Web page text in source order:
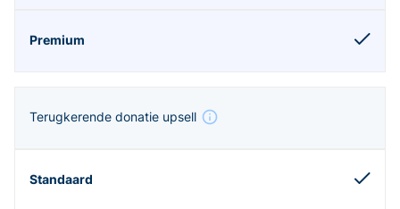
Terugkerende donatie upsell